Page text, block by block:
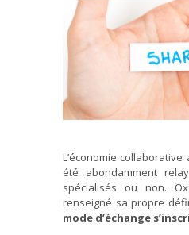
L’économie
été abondamment
spécialisés ou non.
renseigné sa propre
mode d’échange